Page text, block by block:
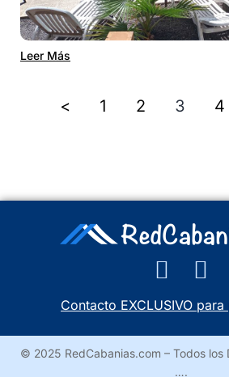
Leer Más
< 1 2 3 4
Contacto EXCLUSIVO
© 2025 RedCabanias.com – Todos los
….